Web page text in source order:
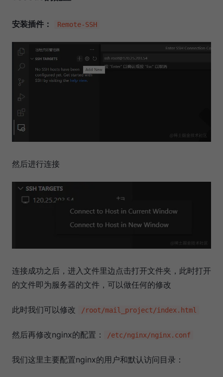
安装插件： Remote-SSH
然后进行连接
连接成功之后，进入文件里边点击打开文件夹，此时打开
的文件即为服务器的文件，可以做任何的修改
此时我们可以修改 /root/mail_project/index.html
然后再修改nginx的配置： /etc/nginx/nginx.conf
我们这里主要配置nginx的用户和默认访问目录：